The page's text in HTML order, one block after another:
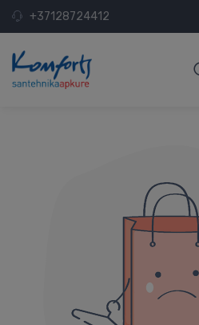
+37128724412